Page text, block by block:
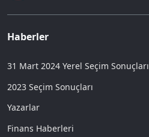
Haberler
31 Mart 2024 Yerel Seçim Sonuçları
2023 Seçim Sonuçları
Yazarlar
Finans Haberleri